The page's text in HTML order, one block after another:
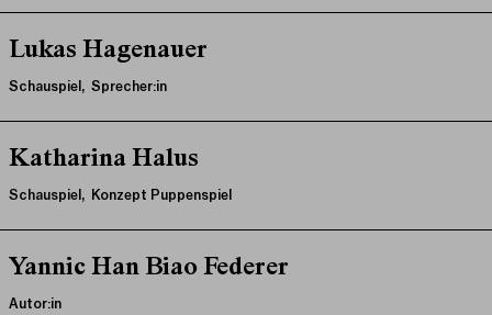
Lukas Hagenauer
Schauspiel, Sprecher:in
Katharina Halus
Schauspiel, Konzept Puppenspiel
Yannic Han Biao Federer
Autor:in